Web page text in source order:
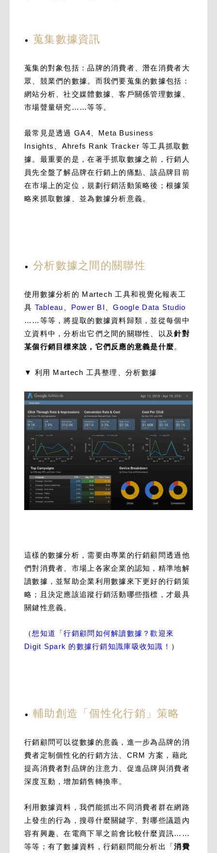
蒐集數據資訊
蒐集的對象包括：品牌的消費者、潛在消費者大
眾、競業們的數據。而我們要蒐集的數據包括：
網站分析、社交媒體數據、客戶關係管理數據、
市場聲量研究……等等。
最常見是透過 GA4、Meta Business
Insights、Ahrefs Rank Tracker 等工具抓取數
據。最重要的是，在著手抓取數據之前，行銷人
員先全盤了解品牌在行銷上的痛點、該品牌目前
在市場上的定位，規劃行銷活動策略後；根據策
略來抓取數據、並為數據分析意義。
分析數據之間的關聯性
使用數據分析的 Martech 工具和視覺化報表工
具 Tableau Power BI 、Google Data Studio
……等等，將提取的數據資料歸類，並從每個中
立資料中，分析出它們之間的關聯性、以及針對
某個行銷目標來說，它們反應的意義是什麼。
▼ 利用 Martech 工具整理、分析數據
這樣的數據分析，需要由專業的行銷顧問透過他
們對消費者、市場上各家企業的認知，精準地解
讀數據，並幫助企業利用數據來下更好的行銷策
略；且決定應該追蹤行銷活動哪些指標，才最具
關鍵性意義。
（想知道「行銷顧問如何解讀數據？歡迎來
Digit Spark 的數據行銷知識庫吸收知識！ ）
輔助創造「個性化行銷」策略
行銷顧問可以從數據的意義，進一步為品牌的消
費者定制個性化的行銷方法、CRM 方案，藉此
提高消費者對品牌的注意力、促進品牌與消費者
深度互動，增加銷售轉換率。
利用數據資料，我們能抓出不同消費者群在網路
上發生的行為，搜尋什麼關鍵字、對哪些議題內
容有興趣、在電商下單之前會比較什麼資訊……
等等；有了數據資料，行銷顧問能分析出「消費